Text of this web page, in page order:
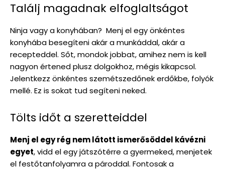
Találj magadnak elfoglaltságot
Ninja vagy a konyhában? Menj el egy önkéntes
konyhába besegíteni akár a munkáddal, akár a
recepteddel. Sőt, mondok jobbat, amihez nem is kell
nagyon értened plusz dolgokhoz, mégis kikapcsol.
Jelentkezz önkéntes szemétszedőnek erdőkbe, folyók
mellé. Ez is sokat tud segíteni neked.
Tölts időt a szeretteiddel
Menj el egy rég nem látott ismerősöddel kávézni
egyet, vidd el egy játszótérre a gyermeked, menjetek
el festőtanfolyamra a pároddal. Fontosak a